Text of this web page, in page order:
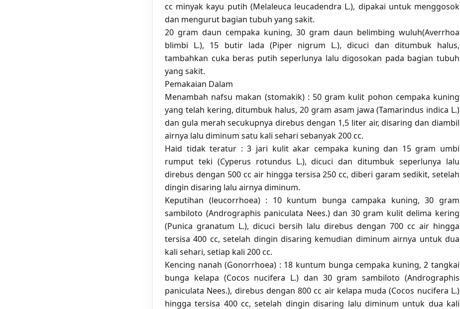
cc minyak kayu putih (Melaleuca leucadendra L.), dipakai untuk menggosok
dan mengurut bagian tubuh yang sakit.
20 gram daun cempaka kuning, 30 gram daun belimbing wuluh(Averrhoa
blimbi L.), 15 butir lada (Piper nigrum L.), dicuci dan ditumbuk halus,
tambahkan cuka beras putih seperlunya lalu digosokan pada bagian tubuh
yang sakit.
Pemakaian Dalam
Menambah nafsu makan (stomakik) : 50 gram kulit pohon cempaka kuning
yang telah kering, ditumbuk halus, 20 gram asam jawa (Tamarindus indica L.)
dan gula merah secukupnya direbus dengan 1,5 liter air, disaring dan diambil
airnya lalu diminum satu kali sehari sebanyak 200 cc.
Haid tidak teratur : 3 jari kulit akar cempaka kuning dan 15 gram umbi
rumput teki (Cyperus rotundus L.), dicuci dan ditumbuk seperlunya lalu
direbus dengan 500 cc air hingga tersisa 250 cc, diberi garam sedikit, setelah
dingin disaring lalu airnya diminum.
Keputihan (leucorrhoea) : 10 kuntum bunga campaka kuning, 30 gram
sambiloto (Andrographis paniculata Nees.) dan 30 gram kulit delima kering
(Punica granatum L.), dicuci bersih lalu direbus dengan 700 cc air hingga
tersisa 400 cc, setelah dingin disaring kemudian diminum airnya untuk dua
kali sehari, setiap kali 200 cc.
Kencing nanah (Gonorrhoea) : 18 kuntum bunga cempaka kuning, 2 tangkai
bunga kelapa (Cocos nucifera L.) dan 30 gram sambiloto (Andrographis
paniculata Nees.), direbus dengan 800 cc air kelapa muda (Cocos nucifera L.)
hingga tersisa 400 cc, setelah dingin disaring lalu diminum untuk dua kali